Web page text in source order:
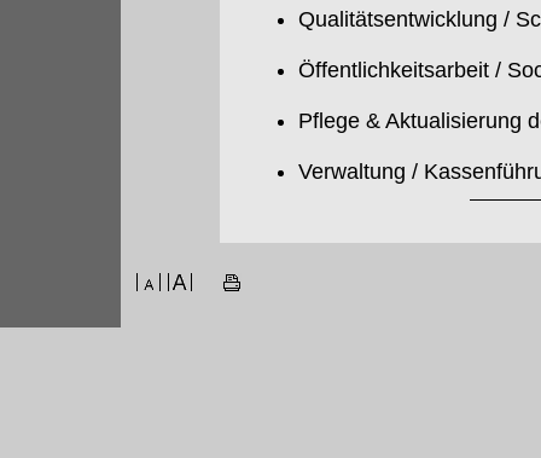
Qualitätsentwicklung /
Öffentlichkeitsarbeit /
Pflege & Aktualisierung
Verwaltung /